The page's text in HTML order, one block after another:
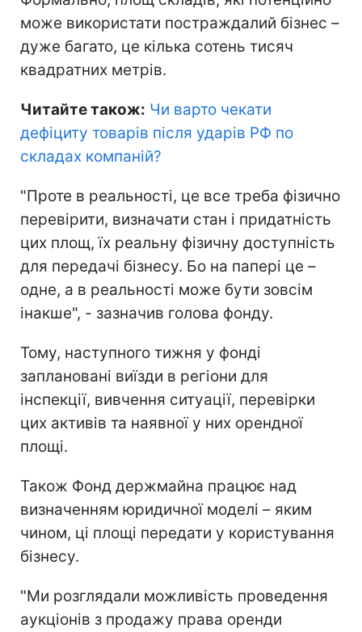
може використати постраждалий бізнес –
дуже багато, це кілька сотень тисяч
квадратних метрів.
Читайте також: Чи варто чекати
дефіциту товарів після ударів РФ по
складах компаній?
"Проте в реальності, це все треба фізично
перевірити, визначати стан і придатність
цих площ, їх реальну фізичну доступність
для передачі бізнесу. Бо на папері це –
одне, а в реальності може бути зовсім
інакше", - зазначив голова фонду.
Тому, наступного тижня у фонді
заплановані виїзди в регіони для
інспекції, вивчення ситуації, перевірки
цих активів та наявної у них орендної
площі.
Також Фонд держмайна працює над
визначенням юридичної моделі – яким
чином, ці площі передати у користування
бізнесу.
"Ми розглядали можливість проведення
аукціонів з продажу права оренди